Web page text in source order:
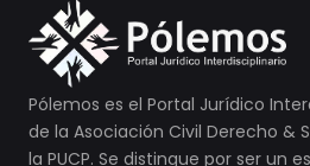
Pólemos es el Portal Jurídico
de la Asociación Civil Derecho &
la PUCP. Se distingue por ser un